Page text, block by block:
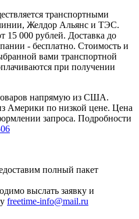
транспортными
Желдор Альянс и ТЭС.
15 000 рублей. Доставка до
- бесплатно. Стоимость и
вами транспортной
при получении
напрямую из США.
Америки по низкой цене. Цена
запроса. Подробности
полный пакет
выслать заявку и
freetime-info@mail.ru